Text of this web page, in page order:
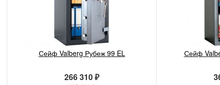
Сейф Valberg Рубеж 99 EL
266 310 ₽
Сейф